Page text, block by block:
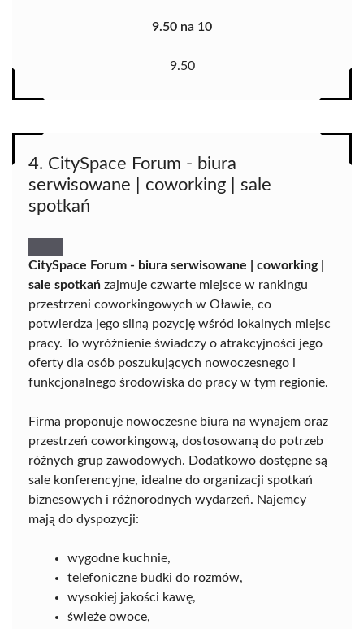
9.50 na 10
9.50
4. CitySpace Forum - biura
serwisowane | coworking | sale
spotkań
CitySpace Forum - biura serwisowane | coworking |
sale spotkań zajmuje czwarte miejsce w rankingu
przestrzeni coworkingowych w Oławie, co
potwierdza jego silną pozycję wśród lokalnych miejsc
pracy. To wyróżnienie świadczy o atrakcyjności jego
oferty dla osób poszukujących nowoczesnego i
funkcjonalnego środowiska do pracy w tym regionie.
Firma proponuje nowoczesne biura na wynajem oraz
przestrzeń coworkingową, dostosowaną do potrzeb
różnych grup zawodowych. Dodatkowo dostępne są
sale konferencyjne, idealne do organizacji spotkań
biznesowych i różnorodnych wydarzeń. Najemcy
mają do dyspozycji:
wygodne kuchnie,
telefoniczne budki do rozmów,
wysokiej jakości kawę,
świeże owoce,